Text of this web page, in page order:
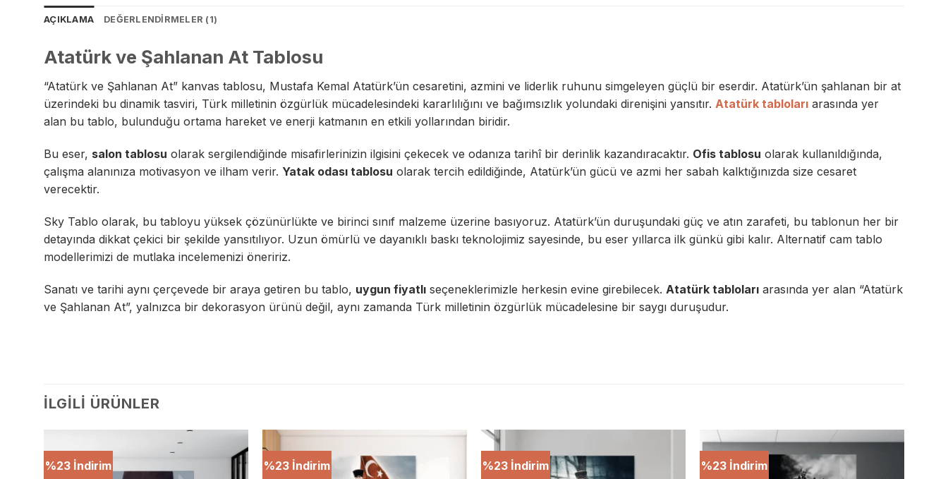
AÇIKLAMA DEĞERLENDIRMELER (1)
Atatürk ve Şahlanan At Tablosu
“Atatürk ve Şahlanan At” kanvas tablosu, Mustafa Kemal Atatürk’ün cesaretini, azmini ve liderlik ruhunu simgeleyen güçlü bir eserdir. Atatürk’ün şahlanan bir at
üzerindeki bu dinamik tasviri, Türk milletinin özgürlük mücadelesindeki kararlılığını ve bağımsızlık yolundaki direnişini yansıtır. Atatürk tabloları arasında yer
alan bu tablo, bulunduğu ortama hareket ve enerji katmanın en etkili yollarından biridir.
Bu eser, salon tablosu olarak sergilendiğinde misafirlerinizin ilgisini çekecek ve odanıza tarihî bir derinlik kazandıracaktır. Ofis tablosu olarak kullanıldığında,
çalışma alanınıza motivasyon ve ilham verir. Yatak odası tablosu olarak tercih edildiğinde, Atatürk’ün gücü ve azmi her sabah kalktığınızda size cesaret
verecektir.
Sky Tablo olarak, bu tabloyu yüksek çözünürlükte ve birinci sınıf malzeme üzerine basıyoruz. Atatürk’ün duruşundaki güç ve atın zarafeti, bu tablonun her bir
detayında dikkat çekici bir şekilde yansıtılıyor. Uzun ömürlü ve dayanıklı baskı teknolojimiz sayesinde, bu eser yıllarca ilk günkü gibi kalır. Alternatif cam tablo
modellerimizi de mutlaka incelemenizi öneririz.
Sanatı ve tarihi aynı çerçevede bir araya getiren bu tablo, uygun fiyatlı seçeneklerimizle herkesin evine girebilecek. Atatürk tabloları arasında yer alan “Atatürk
ve Şahlanan At”, yalnızca bir dekorasyon ürünü değil, aynı zamanda Türk milletinin özgürlük mücadelesine bir saygı duruşudur.
İLGILI ÜRÜNLER
%23 İndirim %23 İndirim %23 İndirim %23 İndirim